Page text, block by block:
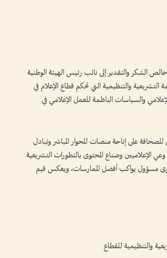
الشكر والتقدير إلى نائب رئيس الهيئة الوطنية
والتنظيمية التي تحكم قطاع الإعلام في
والسياسات الناظمة للعمل الإعلامي في
على إتاحة منصات للحوار المباشر وتبادل
وعي الإعلاميين وصناع المحتوى بالتطورات التشريعية
مسؤول يواكب أفضل الممارسات، ويعكس قيم
والتنظيمية للقطاع